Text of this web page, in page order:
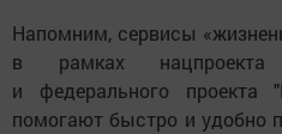
Напомним, сервисы
в рамках нацпроекта
и федерального проекта
помогают быстро и удобно